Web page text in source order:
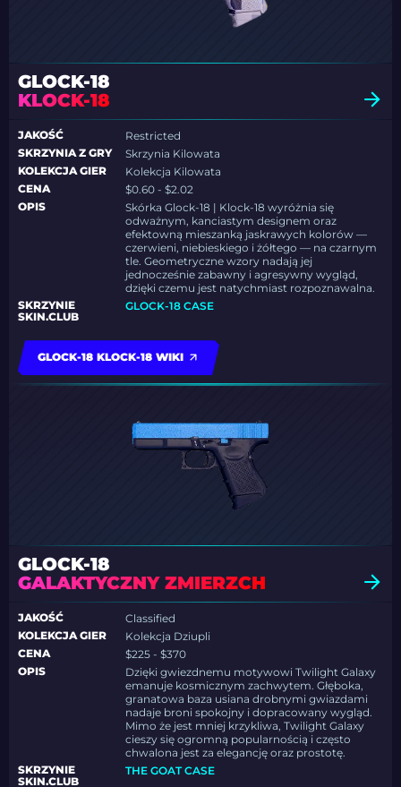
GLOCK-18
KLOCK-18
JAKOŚĆ
Restricted
SKRZYNIA Z GRY
Skrzynia Kilowata
KOLEKCJA GIER
Kolekcja Kilowata
CENA
$0.60 - $2.02
OPIS
Skórka Glock-18 | Klock-18 wyróżnia się
odważnym, kanciastym designem oraz
efektowną mieszanką jaskrawych kolorów —
czerwieni, niebieskiego i żółtego — na czarnym
tle. Geometryczne wzory nadają jej
jednocześnie zabawny i agresywny wygląd,
dzięki czemu jest natychmiast rozpoznawalna.
SKRZYNIE
SKIN.CLUB
GLOCK-18 CASE
GLOCK-18 KLOCK-18 WIKI
GLOCK-18
GALAKTYCZNY ZMIERZCH
JAKOŚĆ
Classified
KOLEKCJA GIER
Kolekcja Dziupli
CENA
$225 - $370
OPIS
Dzięki gwiezdnemu motywowi Twilight Galaxy
emanuje kosmicznym zachwytem. Głęboka,
granatowa baza usiana drobnymi gwiazdami
nadaje broni spokojny i dopracowany wygląd.
Mimo że jest mniej krzykliwa, Twilight Galaxy
cieszy się ogromną popularnością i często
chwalona jest za elegancję oraz prostotę.
SKRZYNIE
SKIN.CLUB
THE GOAT CASE